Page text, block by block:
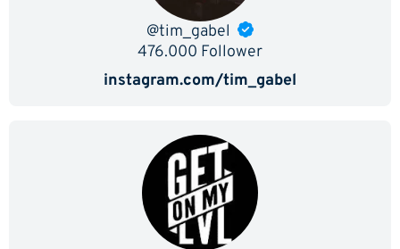
@tim_gabel
476.000 Follower
instagram.com/tim_gabel